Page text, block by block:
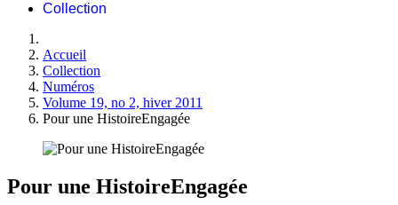
Collection
Accueil
Collection
Numéros
Volume 19, no 2, hiver 2011
Pour une HistoireEngagée
Pour une HistoireEngagée